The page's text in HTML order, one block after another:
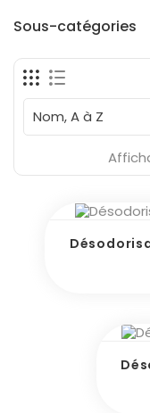
Fabricants
En Stock
Sous-catégories
Nom, A à Z